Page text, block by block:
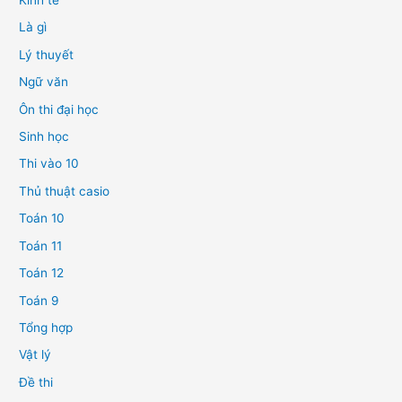
Là gì
Lý thuyết
Ngữ văn
Ôn thi đại học
Sinh học
Thi vào 10
Thủ thuật casio
Toán 10
Toán 11
Toán 12
Toán 9
Tổng hợp
Vật lý
Đề thi